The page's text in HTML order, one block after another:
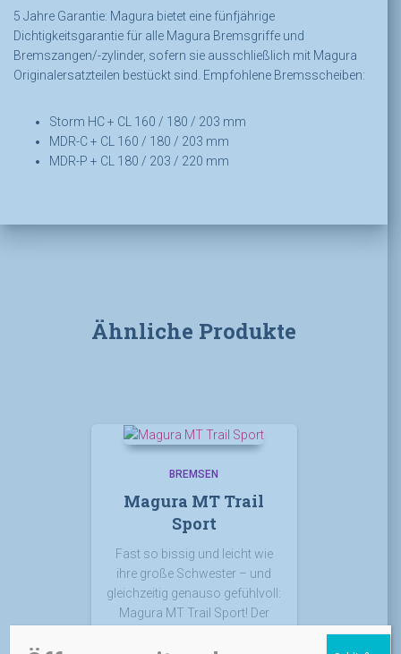
5 Jahre Garantie: Magura bietet eine fünfjährige
Dichtigkeitsgarantie für alle Magura Bremsgriffe und
Bremszangen/-zylinder, sofern sie ausschließlich mit Magura
Originalersatzteilen bestückt sind. Empfohlene Bremsscheiben:
Storm HC + CL 160 / 180 / 203 mm
MDR-C + CL 160 / 180 / 203 mm
MDR-P + CL 180 / 203 / 220 mm
Ähnliche Produkte
BREMSEN
Magura MT Trail
Sport
Fast so bissig und leicht wie
ihre große Schwester – und
gleichzeitig genauso gefühlvoll:
Magura MT Trail Sport! Der